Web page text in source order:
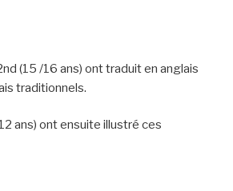
(15 /16 ans) ont traduit en anglais
traditionnels.
ans) ont ensuite illustré ces